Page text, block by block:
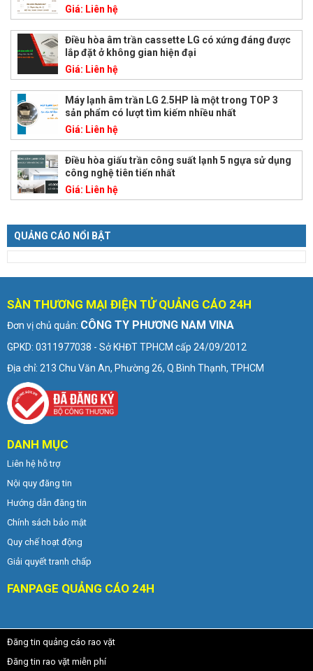
Giá: Liên hệ
Điều hòa âm trần cassette LG có xứng đáng được
lắp đặt ở không gian hiện đại
Giá: Liên hệ
Máy lạnh âm trần LG 2.5HP là một trong TOP 3
sản phẩm có lượt tìm kiếm nhiều nhất
Giá: Liên hệ
Điều hòa giấu trần công suất lạnh 5 ngựa sử dụng
công nghệ tiên tiến nhất
Giá: Liên hệ
QUẢNG CÁO NỔI BẬT
SÀN THƯƠNG MẠI ĐIỆN TỬ QUẢNG CÁO 24H
Đơn vị chủ quản: CÔNG TY PHƯƠNG NAM VINA
GPKD: 0311977038 - Sở KHĐT TPHCM cấp 24/09/2012
Địa chỉ: 213 Chu Văn An, Phường 26, Q.Bình Thạnh, TPHCM
DANH MỤC
Liên hệ hỗ trợ
Nội quy đăng tin
Hướng dẫn đăng tin
Chính sách bảo mật
Quy chế hoạt động
Giải quyết tranh chấp
FANPAGE QUẢNG CÁO 24H
Đăng tin quảng cáo rao vặt
Đăng tin rao vặt miễn phí